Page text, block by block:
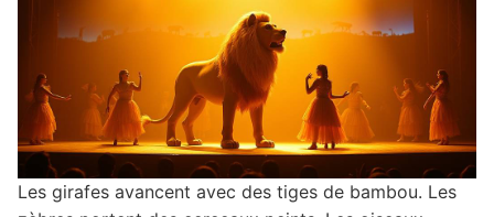
Les girafes avancent avec des tiges de bambou. Les